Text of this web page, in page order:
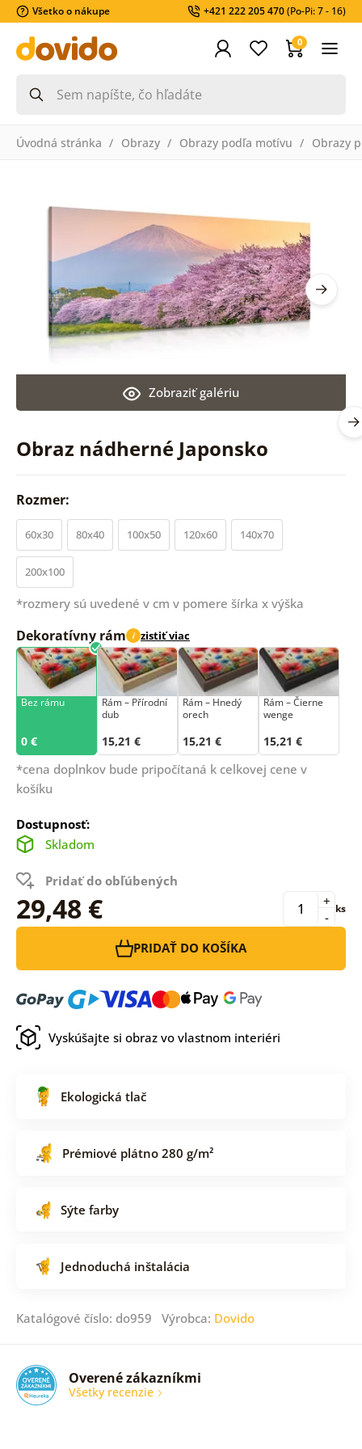
Všetko o nákupe +421 222 205 470(Po-Pi: 7 - 16)
0
Úvodná stránka Obrazy Obrazy podľa motívu Obrazy
Obraz nádherné Japonsko
Zobraziť galériu
Rozmer:
60x30 80x40 100x50 120x60 140x70
200x100
*rozmery sú uvedené v cm v pomere šírka x výška
Dekoratívny rám i zistiť viac
Bez rámu
0 €
Rám –⁠⁠⁠⁠⁠⁠ Přírodní
dub
15,21 €
Rám – Hnedý
orech
15,21 €
Rám – Čierne
wenge
15,21 €
*cena doplnkov bude pripočítaná k celkovej cene v
košíku
Dostupnosť:
Skladom
Pridať do obľúbených
29,48 € -
+ ks
PRIDAŤ DO KOŠÍKA
Vyskúšajte si obraz vo vlastnom interiéri
Ekologická tlač
Prémiové plátno 280 g/m²
Sýte farby
Jednoduchá inštalácia
Katalógové číslo: do959 Výrobca: Dovido
Overené zákazníkmi
Všetky recenzie